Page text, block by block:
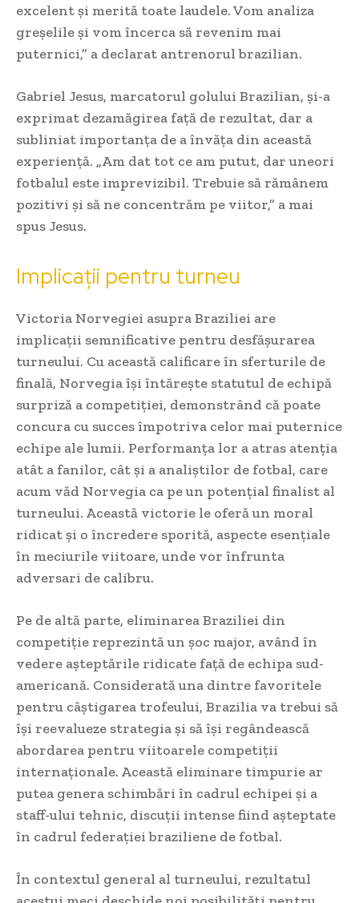
excelent și merită toate laudele. Vom analiza
greșelile și vom încerca să revenim mai
puternici,” a declarat antrenorul brazilian.
Gabriel Jesus, marcatorul golului Brazilian, și-a
exprimat dezamăgirea față de rezultat, dar a
subliniat importanța de a învăța din această
experiență. „Am dat tot ce am putut, dar uneori
fotbalul este imprevizibil. Trebuie să rămânem
pozitivi și să ne concentrăm pe viitor,” a mai
spus Jesus.
Implicații pentru turneu
Victoria Norvegiei asupra Braziliei are
implicații semnificative pentru desfășurarea
turneului. Cu această calificare în sferturile de
finală, Norvegia își întărește statutul de echipă
surpriză a competiției, demonstrând că poate
concura cu succes împotriva celor mai puternice
echipe ale lumii. Performanța lor a atras atenția
atât a fanilor, cât și a analiștilor de fotbal, care
acum văd Norvegia ca pe un potențial finalist al
turneului. Această victorie le oferă un moral
ridicat și o încredere sporită, aspecte esențiale
în meciurile viitoare, unde vor înfrunta
adversari de calibru.
Pe de altă parte, eliminarea Braziliei din
competiție reprezintă un șoc major, având în
vedere așteptările ridicate față de echipa sud-
americană. Considerată una dintre favoritele
pentru câștigarea trofeului, Brazilia va trebui să
își reevalueze strategia și să își regândească
abordarea pentru viitoarele competiții
internaționale. Această eliminare timpurie ar
putea genera schimbări în cadrul echipei și a
staff-ului tehnic, discuții intense fiind așteptate
în cadrul federației braziliene de fotbal.
În contextul general al turneului, rezultatul